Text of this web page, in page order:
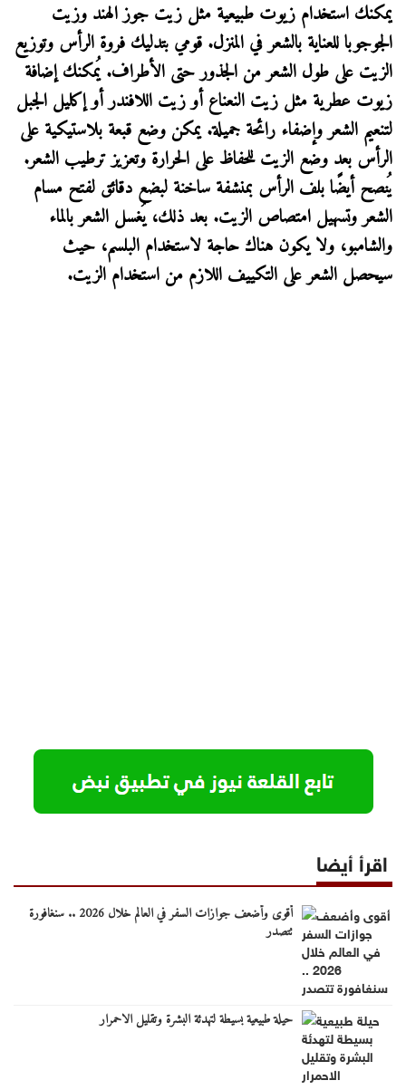
يمكنك استخدام زيوت طبيعية مثل زيت جوز الهند وزيت
الجوجوبا للعناية بالشعر في المنزل. قومي بتدليك فروة الرأس وتوزيع
الزيت على طول الشعر من الجذور حتى الأطراف. يُمكنك إضافة
زيوت عطرية مثل زيت النعناع أو زيت اللافندر أو إكليل الجبل
لتنعيم الشعر وإضفاء رائحة جميلة. يمكن وضع قبعة بلاستيكية على
الرأس بعد وضع الزيت للحفاظ على الحرارة وتعزيز ترطيب الشعر.
يُنصح أيضًا بلف الرأس بمنشفة ساخنة لبضع دقائق لفتح مسام
الشعر وتسهيل امتصاص الزيت. بعد ذلك، يُغسل الشعر بالماء
والشامبو، ولا يكون هناك حاجة لاستخدام البلسم، حيث
سيحصل الشعر على التكييف اللازم من استخدام الزيت.
اقرأ أيضا
أقوى وأضعف جوازات السفر في العالم خلال 2026 .. سنغافورة
تتصدر
حيلة طبيعية بسيطة لتهدئة البشرة وتقليل الاحمرار